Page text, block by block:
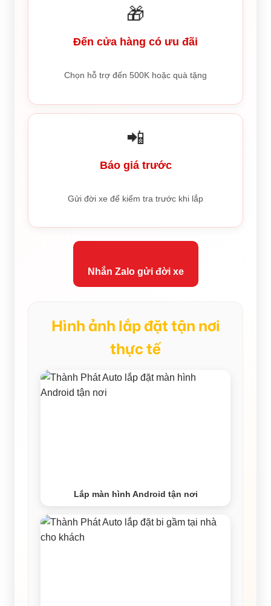
🎁
Đến cửa hàng có ưu đãi
Chọn hỗ trợ đến 500K hoặc quà tặng
📲
Báo giá trước
Gửi đời xe để kiểm tra trước khi lắp
Nhắn Zalo gửi đời xe
Hình ảnh lắp đặt tận nơi
thực tế
Lắp màn hình Android tận nơi